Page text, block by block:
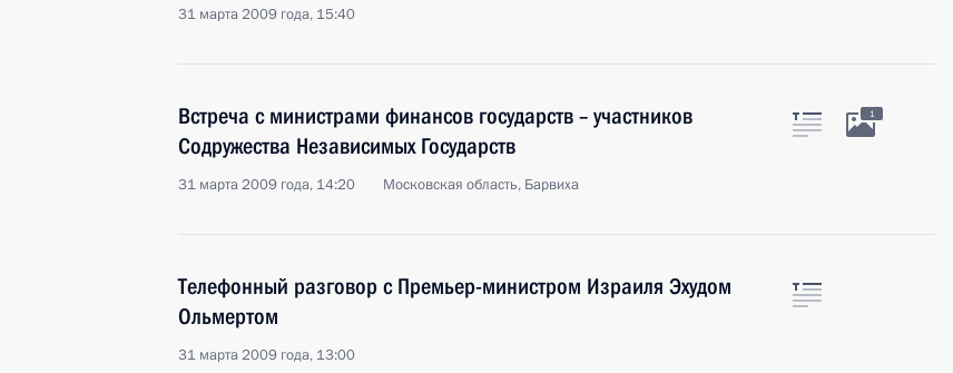
31 марта 2009 года, 15:40
Встреча с министрами финансов государств – участников
Содружества Независимых Государств
31 марта 2009 года, 14:20 Московская область, Барвиха
1
Телефонный разговор с Премьер-министром Израиля Эхудом
Ольмертом
31 марта 2009 года, 13:00